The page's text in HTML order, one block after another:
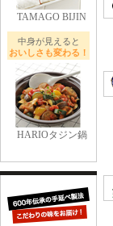
TAMAGO BIJIN
中身が見えると
おいしさも変わる！
HARIOタジン鍋